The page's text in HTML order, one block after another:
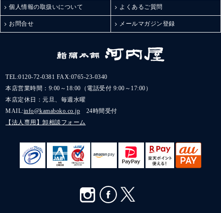
取り寄せグルメ#富山観
光#金沢観光#お酒に合
う#棒S#おつまみメニュ
ー#かまぼこ#棒s元祖ス
ックチーズ#チーズかま
元祖スティックチーズ#
舗河内屋#鮨蒲本舗#ス
ティックかまぼこ#ステ
ィック蒲鉾#かまぼこ専
門店#蒲鉾専門店#おつ
すお取り寄せ#お取り寄
せ#お取寄せ#お取り寄
せ蒲鉾#お取寄せグルメ
個人情報の取扱いについて よくあるご質問
お問合せ メールマガジン登録
TEL:0120-72-0381 FAX:0765-23-0340
本店営業時間：9:00～18:00（電話受付 9:00～17:00）
本店定休日：元旦、毎週水曜
MAIL:info@kamaboko.co.jp 24時間受付
【法人専用】卸相談フォーム